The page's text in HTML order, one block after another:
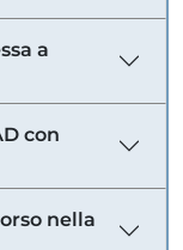
a
con
nella